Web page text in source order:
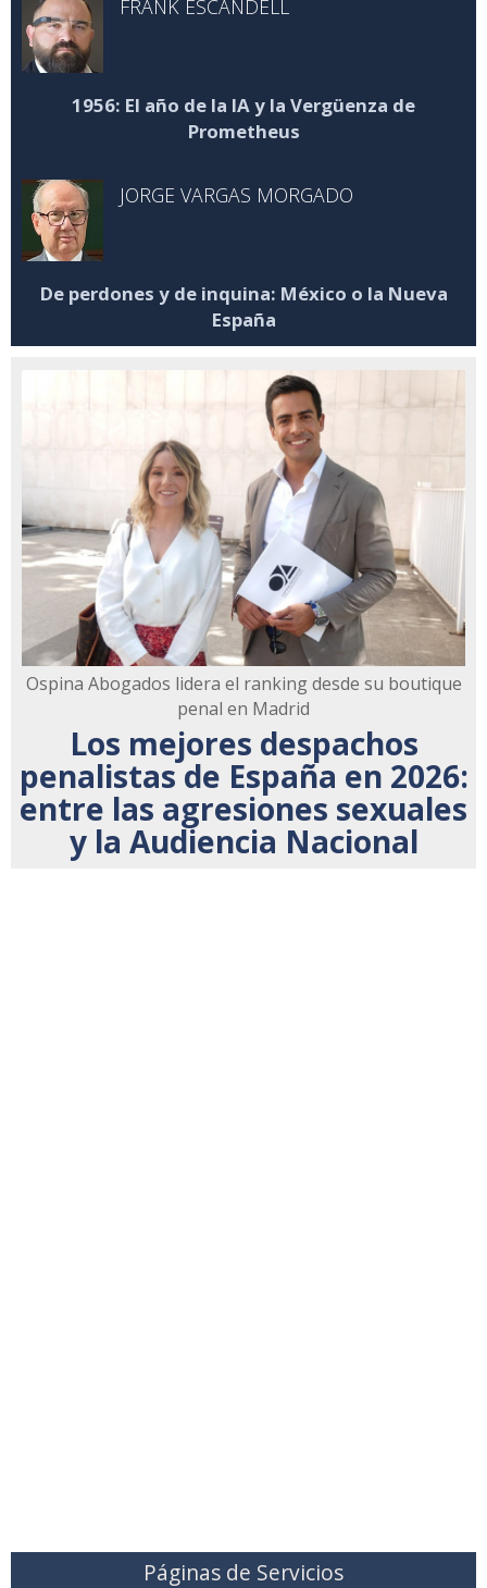
FRANK ESCANDELL
1956: El año de la IA y la Vergüenza de
Prometheus
JORGE VARGAS MORGADO
De perdones y de inquina: México o la Nueva
España
Ospina Abogados lidera el ranking desde su boutique
penal en Madrid
Los mejores despachos
penalistas de España en 2026:
entre las agresiones sexuales
y la Audiencia Nacional
Páginas de Servicios